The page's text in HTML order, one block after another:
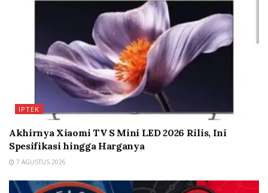
IPTEK
Akhirnya Xiaomi TV S Mini LED 2026 Rilis, Ini
Spesifikasi hingga Harganya
7 AGUSTUS 2026